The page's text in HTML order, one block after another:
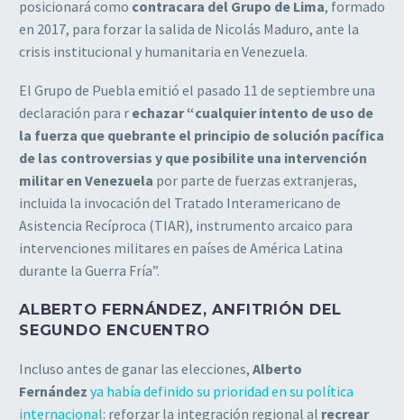
posicionará como contracara del Grupo de Lima, formado
en 2017, para forzar la salida de Nicolás Maduro, ante la
crisis institucional y humanitaria en Venezuela.
El Grupo de Puebla emitió el pasado 11 de septiembre una
declaración para r echazar “cualquier intento de uso de
la fuerza que quebrante el principio de solución pacífica
de las controversias y que posibilite una intervención
militar en Venezuela por parte de fuerzas extranjeras,
incluida la invocación del Tratado Interamericano de
Asistencia Recíproca (TIAR), instrumento arcaico para
intervenciones militares en países de América Latina
durante la Guerra Fría”.
ALBERTO FERNÁNDEZ, ANFITRIÓN DEL
SEGUNDO ENCUENTRO
Incluso antes de ganar las elecciones, Alberto
Fernández ya había definido su prioridad en su política
internacional: reforzar la integración regional al recrear